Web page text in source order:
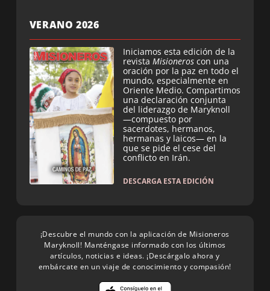
VERANO 2026
Iniciamos esta edición de la
revista Misioneros con una
oración por la paz en todo el
mundo, especialmente en
Oriente Medio. Compartimos
una declaración conjunta
del liderazgo de Maryknoll
—compuesto por
sacerdotes, hermanos,
hermanas y laicos— en la
que se pide el cese del
conflicto en Irán.
DESCARGA ESTA EDICIÓN
¡Descubre el mundo con la aplicación de Misioneros
Maryknoll! Manténgase informado con los últimos
artículos, noticias e ideas. ¡Descárgalo ahora y
embárcate en un viaje de conocimiento y compasión!